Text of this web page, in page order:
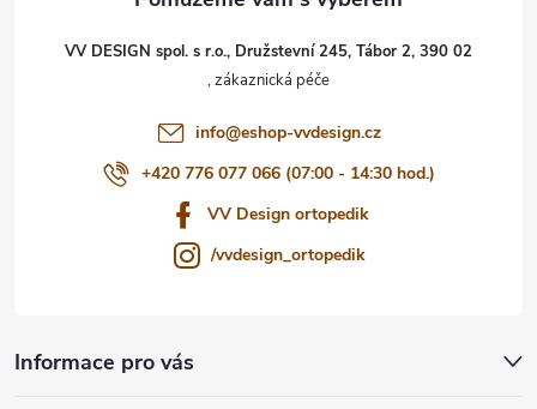
VV DESIGN spol. s r.o., Družstevní 245, Tábor 2, 390 02
info@eshop-vvdesign.cz
+420 776 077 066 (07:00 - 14:30 hod.)
VV Design ortopedik
/vvdesign_ortopedik
Informace pro vás